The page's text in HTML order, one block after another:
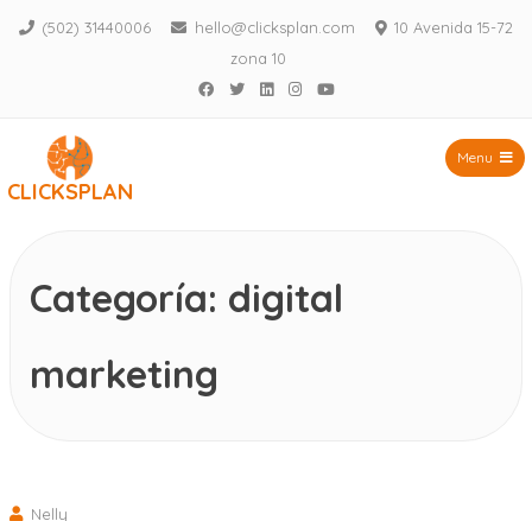
contenido
(502) 31440006 hello@clicksplan.com
10 Avenida 15-72
zona 10
Facebook
TwitterLinkedIn
InstagramYouTube
CLICKSPLAN
Menu
Categoría: digital
marketing
Nelly